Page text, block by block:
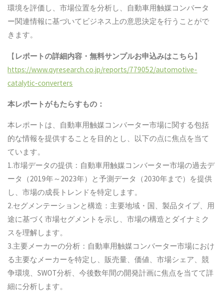
環境を評価し、市場位置を分析し、自動車用触媒コンバータ
ー関連情報に基づいてビジネス上の意思決定を行うことがで
きます。
【 レポートの詳細内容・無料サンプルお申込みはこちら】
https://www.qyresearch.co.jp/reports/779052/automotive-
catalytic-converters
本レポートがもたらすもの：
本レポートは、自動車用触媒コンバーター市場に関する包括
的な情報を提供することを目的とし、以下の点に焦点を当て
ています。
1.市場データの提供：自動車用触媒コンバーター市場の過去デ
ータ（2019年～2023年）と予測データ（2030年まで）を提供
し、市場の成長トレンドを特定します。
2.セグメンテーションと構造：主要地域・国、製品タイプ、用
途に基づく市場セグメントを示し、市場の構造とダイナミク
スを理解します。
3.主要メーカーの分析：自動車用触媒コンバーター市場におけ
る主要なメーカーを特定し、販売量、価値、市場シェア、競
争環境、SWOT分析、今後数年間の開発計画に焦点を当てて詳
細に分析します。